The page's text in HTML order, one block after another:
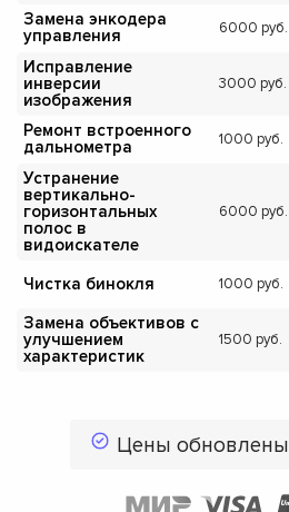
Замена энкодера
управления
6000
Исправление
инверсии
изображения
3000
Ремонт встроенного
дальнометра
1000
Устранение
вертикально-
горизонтальных
полос в
видоискателе
6000
Чистка бинокля 1000
Замена объективов с
улучшением
характеристик
1500
Цены обновлены